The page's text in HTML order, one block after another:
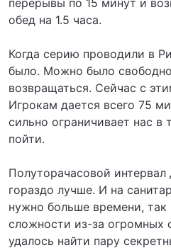
перерывы по 15 минут и
обед на 1.5 часа.
Когда серию проводили в
было. Можно было
возвращаться. Сейчас с
Игрокам дается всего 75
сильно ограничивает нас
пойти.
Полуторачасовой
гораздо лучше. И на
нужно больше времени, так
сложности из-за огромных
удалось найти пару